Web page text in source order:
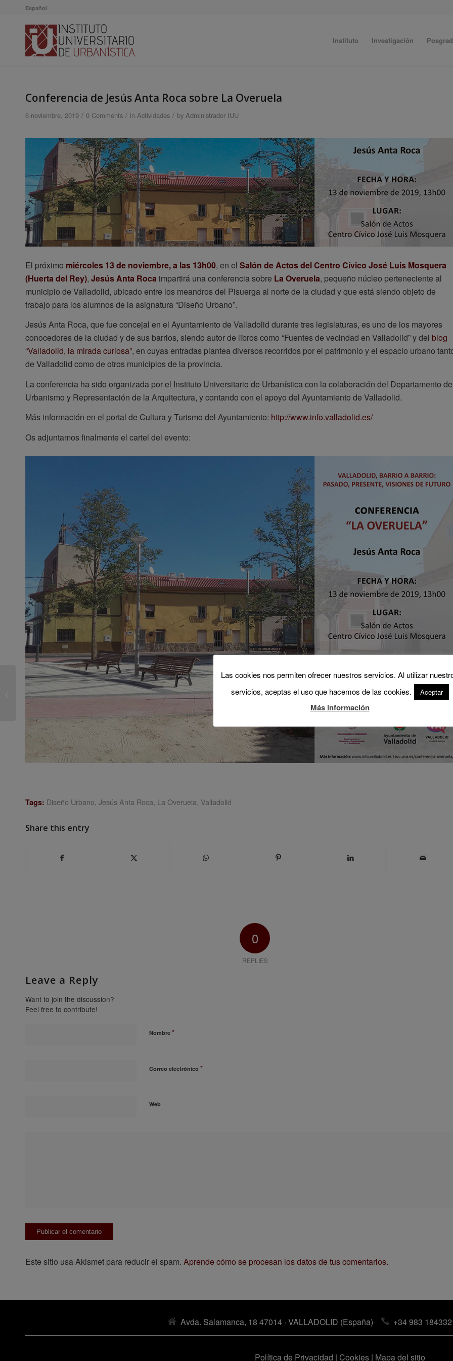
Español
Instituto Investigación
Conferencia de Jesús Anta Roca sobre La Overuela
6 noviembre, 2019 / 0 Comments / in Actividades / by Administrador IUU
El próximo miércoles 13 de noviembre, a las 13h00, en el Salón de Actos del Centro Cívico José Luis Mosquera
(Huerta del Rey), Jesús Anta Roca impartirá una conferencia sobre La Overuela, pequeño núcleo perteneciente al
municipio de Valladolid, ubicado entre los meandros del Pisuerga al norte de la ciudad y que está siendo objeto de
trabajo para los alumnos de la asignatura “Diseño Urbano”.
Jesús Anta Roca, que fue concejal en el Ayuntamiento de Valladolid durante tres legislaturas, es uno de los mayores
conocedores de la ciudad y de sus barrios, siendo autor de libros como “Fuentes de vecindad en Valladolid” y del blog
“Valladolid, la mirada curiosa”, en cuyas entradas plantea diversos recorridos por el patrimonio y el espacio urbano
de Valladolid como de otros municipios de la provincia.
La conferencia ha sido organizada por el Instituto Universitario de Urbanística con la colaboración del Departamento de
Urbanismo y Representación de la Arquitectura, y contando con el apoyo del Ayuntamiento de Valladolid.
Más información en el portal de Cultura y Turismo del Ayuntamiento: http://www.info.valladolid.es/
Os adjuntamos finalmente el cartel del evento:
Tags: Diseño Urbano Jesús Anta Roca La Overuela Valladolid
Share this entry
0
REPLIES
Leave a Reply
Want to join the discussion?
Feel free to contribute!
Nombre *
Correo electrónico *
Web
Este sitio usa Akismet para reducir el spam. Aprende cómo se procesan los datos de tus comentarios.
Avda. Salamanca, 18 47014 · VALLADOLID (España) +34 983 184332
Política de Privacidad | Cookies| Mapa del sitio
Proyecto UrbanHIST:
Sexta Network-Wide
Workshop Week en
Las cookies nos permiten ofrecer nuestros servicios. Al utilizar
servicios, aceptas el uso que hacemos de las cookies.
Aceptar
Más información